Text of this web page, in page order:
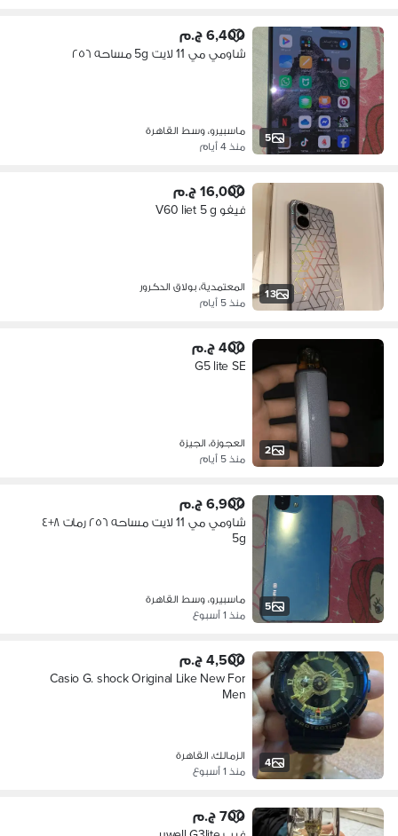
5
6,400 ج.م
شاومي مي 11 لايت 5g مساحه ٢٥٦
ماسبيرو، وسط القاهرة
منذ 4 أيام
13
16,000 ج.م
فيفو V60 liet 5 g
المعتمدية، بولاق الدكرور
منذ 5 أيام
2
400 ج.م
G5 lite SE
العجوزة، الجيزة
منذ 5 أيام
5
6,900 ج.م
شاومي مي 11 لايت مساحه ٢٥٦ رمات ٨+٤
5g
ماسبيرو، وسط القاهرة
منذ 1 أسبوع
4
4,500 ج.م
Casio G. shock Original Like New For
Men
الزمالك، القاهرة
منذ 1 أسبوع
700 ج.م